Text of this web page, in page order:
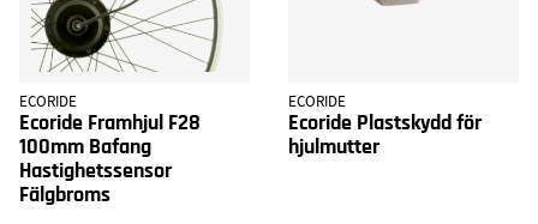
ECORIDE
Ecoride Framhjul F28
100mm Bafang
Hastighetssensor
Fälgbroms
ECORIDE
Ecoride Plastskydd för
hjulmutter